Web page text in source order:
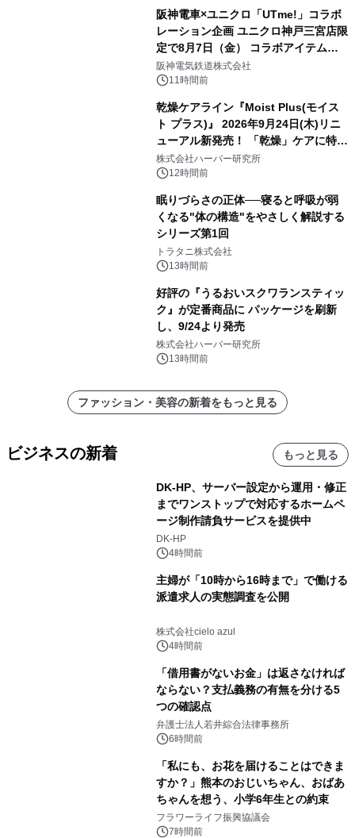
阪神電車×ユニクロ「UTme!」コラボ
レーション企画 ユニクロ神戸三宮店限
定で8月7日（金） コラボアイテムが
発売決定！
阪神電気鉄道株式会社
11時間前
乾燥ケアライン『Moist Plus(モイス
ト プラス)』 2026年9月24日(木)リニ
ューアル新発売！ 「乾燥」ケアに特化
し、ライン使いで潤いに満ちた肌へ
株式会社ハーバー研究所
12時間前
眠りづらさの正体──寝ると呼吸が弱
くなる"体の構造"をやさしく解説する
シリーズ第1回
トラタニ株式会社
13時間前
好評の『うるおいスクワランスティッ
ク』が定番商品に パッケージを刷新
し、9/24より発売
株式会社ハーバー研究所
13時間前
ファッション・美容の新着をもっと見る
ビジネスの新着 もっと見る
DK-HP、サーバー設定から運用・修正
までワンストップで対応するホームペ
ージ制作請負サービスを提供中
DK-HP
4時間前
主婦が「10時から16時まで」で働ける
派遣求人の実態調査を公開
株式会社cielo azul
4時間前
「借用書がないお金」は返さなければ
ならない？支払義務の有無を分ける5
つの確認点
弁護士法人若井綜合法律事務所
6時間前
「私にも、お花を届けることはできま
すか？」熊本のおじいちゃん、おばあ
ちゃんを想う、小学6年生との約束
フラワーライフ振興協議会
7時間前